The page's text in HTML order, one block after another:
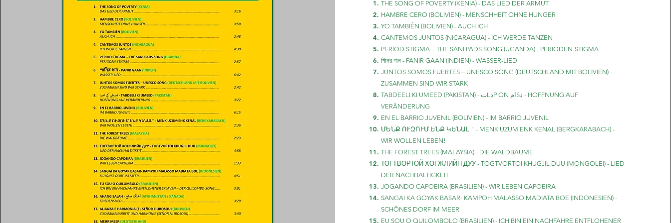
THE SONG OF POVERTY (KENIA) - DAS LIED DER ARMUT
HAMBRE CERO (BOLIVIEN) - MENSCHHEIT OHNE HUNGER
YO TAMBIÉN (BOLIVIEN) - AUCH ICH
CANTEMOS JUNTOS (NICARAGUA) - ICH WERDE TANZEN
PERIOD STIGMA – THE SANI PADS SONG (UGANDA) - PERIODEN-STIGMA
পািনর গান - PANIR GAAN (INDIEN) - WASSER-LIED
JUNTOS SOMOS FUERTES – UNESCO SONG (DEUTSCHLAND MIT BOLIVIEN) -
ZUSAMMEN SIND WIR STARK
TABDEELI KI UMEED (PAKISTAN) - تLدP ON امSد - HOFFNUNG AUF
VERÄNDERUNG
EN EL BARRIO JUVENIL (BOLIVIEN) - IM BARRIO JUVENIL
ՄԵՆՔ ՈՒԶՈՒՄ ԵՆՔ ԿԵՆԱԼ " - MENK UZUM ENK KENAL (BERGKARABACH) -
WIR WOLLEN LEBEN!
THE FOREST TREES (MALAYSIA) - DIE WALDBÄUME
ТОГТВОРТОЙ ХӨГЖЛИЙН ДУУ - TOGTVORTOI KHUGJIL DUU (MONGOLEI) - LIED
DER NACHHALTIGKEIT
JOGANDO CAPOEIRA (BRASILIEN) - WIR LEBEN CAPOEIRA
SANGAI KA GOYAK BASAR- KAMPOH MALASSO MADIATA BOE (INDONESIEN) -
SCHÖNES DORF IM MEER
EU SOU O QUILOMBOLO (BRASILIEN) - ICH BIN EIN NACHFAHRE ENTFLOHENER